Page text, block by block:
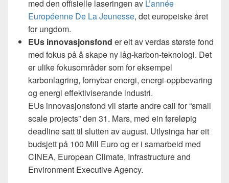
med den offisielle laseringen av L’année
Européenne De La Jeunesse, det europeiske året
for ungdom.
EUs innovasjonsfond er eit av verdas største fond
med fokus på å skape ny låg-karbon-teknologi. Det
er ulike fokusområder som for eksempel
karbonlagring, fornybar energi, energi-oppbevaring
og energi effektiviserande industri.
EUs innovasjonsfond vil starte andre call for “small
scale projects” den 31. Mars, med ein føreløpig
deadline satt til slutten av august. Utlysinga har eit
budsjett på 100 Mill Euro og er i samarbeid med
CINEA, European Climate, Infrastructure and
Environment Executive Agency.